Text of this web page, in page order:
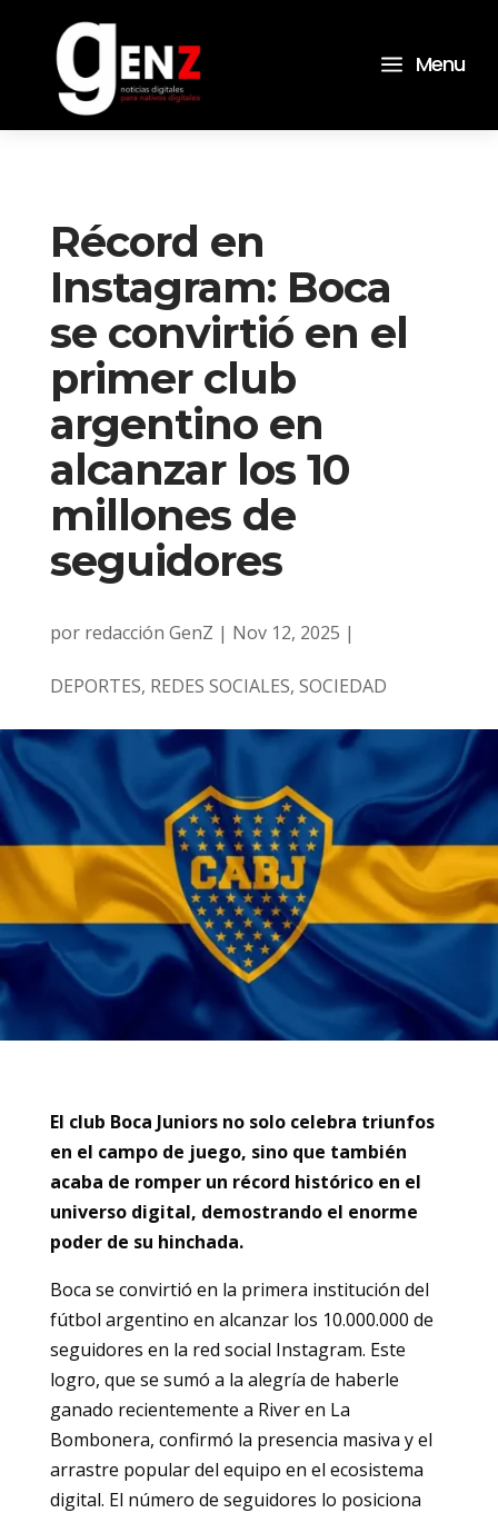
a Menu
Récord en
Instagram: Boca
se convirtió en el
primer club
argentino en
alcanzar los 10
millones de
seguidores
por redacción GenZ | Nov 12, 2025 |
DEPORTES, REDES SOCIALES, SOCIEDAD
El club Boca Juniors no solo celebra triunfos
en el campo de juego, sino que también
acaba de romper un récord histórico en el
universo digital, demostrando el enorme
poder de su hinchada.
Boca se convirtió en la primera institución del
fútbol argentino en alcanzar los 10.000.000 de
seguidores en la red social Instagram. Este
logro, que se sumó a la alegría de haberle
ganado recientemente a River en La
Bombonera, confirmó la presencia masiva y el
arrastre popular del equipo en el ecosistema
digital. El número de seguidores lo posiciona